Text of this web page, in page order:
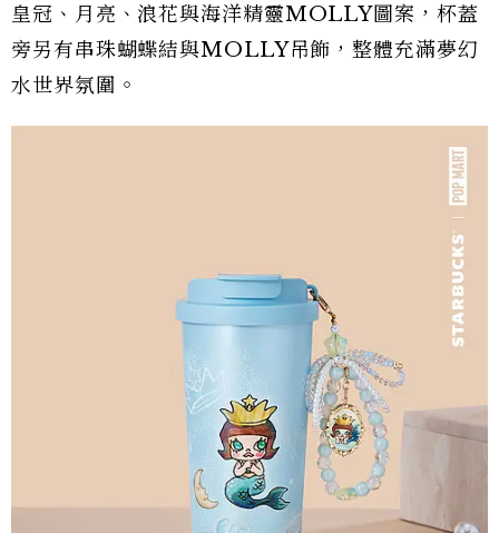
皇冠、月亮、浪花與海洋精靈MOLLY圖案，杯蓋
旁另有串珠蝴蝶結與MOLLY吊飾，整體充滿夢幻
水世界氛圍。